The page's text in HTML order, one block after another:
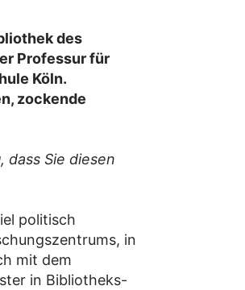
des
Professur für
Köln.
zockende
Sie diesen
politisch
in
mit dem
in Bibliotheks-